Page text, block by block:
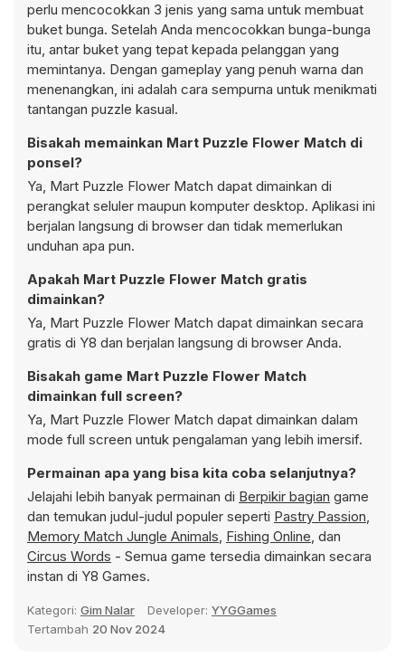
perlu mencocokkan 3 jenis yang sama untuk membuat
buket bunga. Setelah Anda mencocokkan bunga-bunga
itu, antar buket yang tepat kepada pelanggan yang
memintanya. Dengan gameplay yang penuh warna dan
menenangkan, ini adalah cara sempurna untuk menikmati
tantangan puzzle kasual.
Bisakah memainkan Mart Puzzle Flower Match di
ponsel?
Ya, Mart Puzzle Flower Match dapat dimainkan di
perangkat seluler maupun komputer desktop. Aplikasi ini
berjalan langsung di browser dan tidak memerlukan
unduhan apa pun.
Apakah Mart Puzzle Flower Match gratis
dimainkan?
Ya, Mart Puzzle Flower Match dapat dimainkan secara
gratis di Y8 dan berjalan langsung di browser Anda.
Bisakah game Mart Puzzle Flower Match
dimainkan full screen?
Ya, Mart Puzzle Flower Match dapat dimainkan dalam
mode full screen untuk pengalaman yang lebih imersif.
Permainan apa yang bisa kita coba selanjutnya?
Jelajahi lebih banyak permainan di Berpikir bagian game
dan temukan judul-judul populer seperti Pastry Passion,
Memory Match Jungle Animals, Fishing Online, dan
Circus Words - Semua game tersedia dimainkan secara
instan di Y8 Games.
Kategori: Gim Nalar Developer: YYGGames
Tertambah 20 Nov 2024